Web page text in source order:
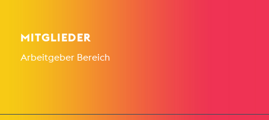
MITGLIEDER
Arbeitgeber Bereich